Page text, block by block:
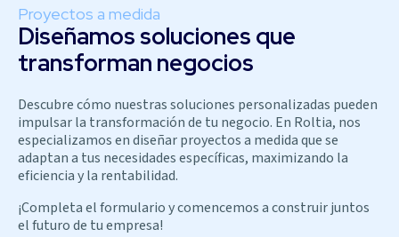
Proyectos a medida
Diseñamos soluciones que
transforman negocios
Descubre cómo nuestras soluciones personalizadas pueden
impulsar la transformación de tu negocio. En Roltia, nos
especializamos en diseñar proyectos a medida que se
adaptan a tus necesidades específicas, maximizando la
eficiencia y la rentabilidad.
¡Completa el formulario y comencemos a construir juntos
el futuro de tu empresa!